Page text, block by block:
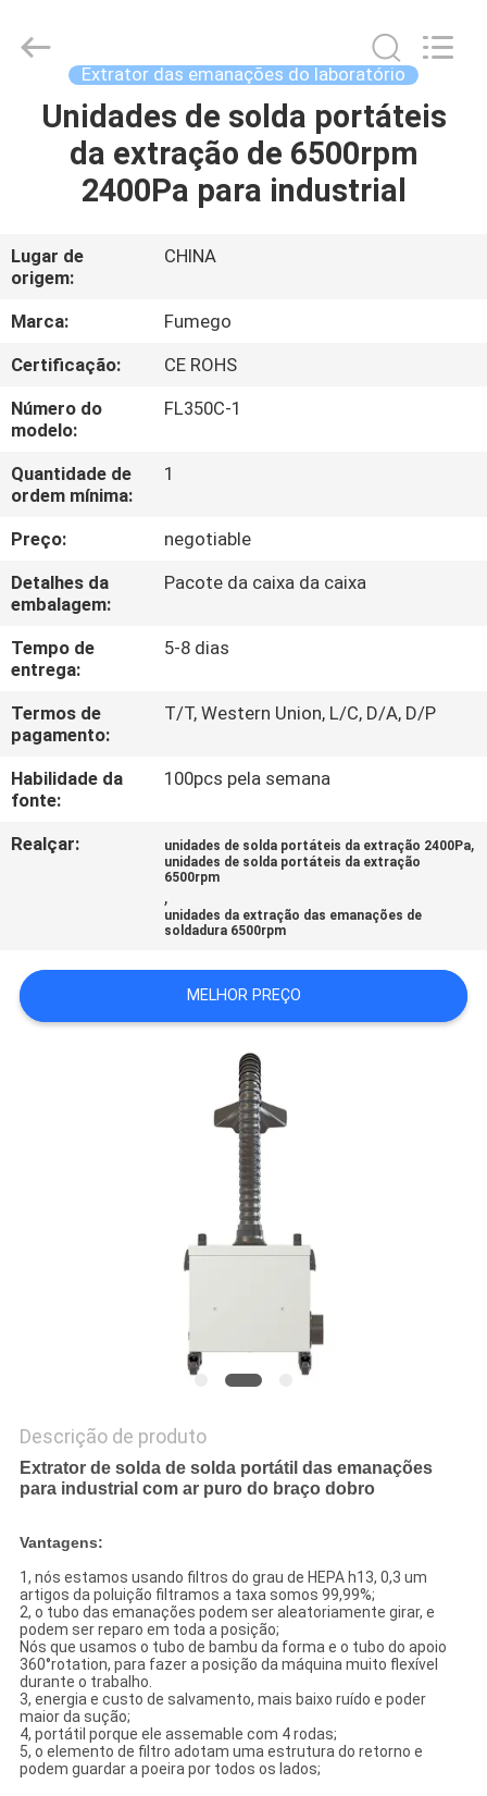
CASA
PRODUTOS
SOBRE
NÓS
EXCURSÃO
DA
FÁBRICA
CONTROLE
DA
QUALIDADE
CONTACTE-
NOS
PEÇA
UMAS
CITAÇÕES
SITE
Extrator das emanações do laboratório
Unidades de solda portáteis
da extração de 6500rpm
2400Pa para industrial
Lugar de
origem:
CHINA
Marca:
Fumego
Certificação:
CE ROHS
Número do
modelo:
FL350C-1
Quantidade de
ordem mínima:
1
Preço:
negotiable
Detalhes da
embalagem:
Pacote da caixa da caixa
Tempo de
entrega:
5-8 dias
Termos de
pagamento:
T/T, Western Union, L/C, D/A, D/P
Habilidade da
fonte:
100pcs pela semana
Realçar: unidades de solda portáteis da extração 2400Pa,
unidades de solda portáteis da extração
6500rpm
,
unidades da extração das emanações de
soldadura 6500rpm
MELHOR PREÇO
Descrição de produto
Extrator de solda de solda portátil das emanações
para industrial com ar puro do braço dobro
Vantagens:
1, nós estamos usando filtros do grau de HEPA h13, 0,3 um
artigos da poluição filtramos a taxa somos 99,99%;
2, o tubo das emanações podem ser aleatoriamente girar, e
podem ser reparo em toda a posição;
Nós que usamos o tubo de bambu da forma e o tubo do apoio
360°rotation, para fazer a posição da máquina muito flexível
durante o trabalho.
3, energia e custo de salvamento, mais baixo ruído e poder
maior da sução;
4, portátil porque ele assemable com 4 rodas;
5, o elemento de filtro adotam uma estrutura do retorno e
podem guardar a poeira por todos os lados;